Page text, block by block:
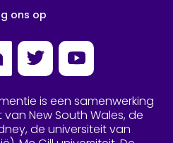
ons op
is een samenwerking
New South Wales, de
de universiteit van